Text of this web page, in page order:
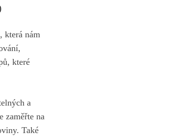
která nám
které
a
zaměřte na
Také